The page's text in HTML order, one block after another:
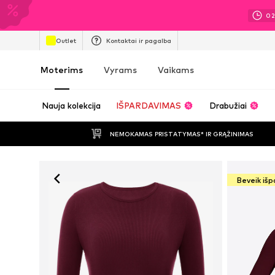
02
Outlet Kontaktai ir pagalba
Moterims Vyrams Vaikams
Nauja kolekcija IŠPARDAVIMAS Drabužiai
NEMOKAMAS PRISTATYMAS* IR GRĄŽINIMAS
Beveik